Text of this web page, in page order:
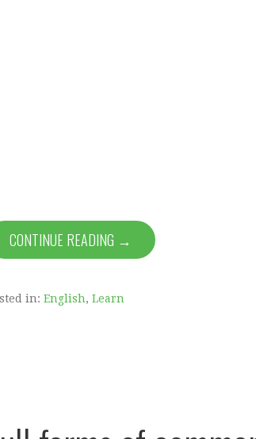
CONTINUE READING →
in: English, Learn